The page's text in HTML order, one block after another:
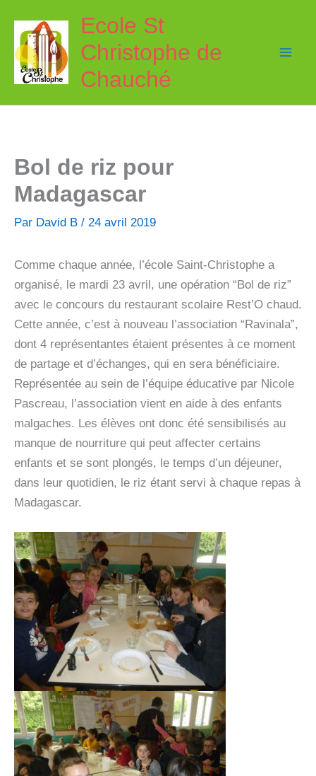
contenu
Ecole St
Christophe de
Chauché
Bol de riz pour
Madagascar
Par David B / 24 avril 2019
Comme chaque année, l’école Saint-Christophe a
organisé, le mardi 23 avril, une opération “Bol de riz”
avec le concours du restaurant scolaire Rest’O chaud.
Cette année, c’est à nouveau l’association “Ravinala”,
dont 4 représentantes étaient présentes à ce moment
de partage et d’échanges, qui en sera bénéficiaire.
Représentée au sein de l’équipe éducative par Nicole
Pascreau, l’association vient en aide à des enfants
malgaches. Les élèves ont donc été sensibilisés au
manque de nourriture qui peut affecter certains
enfants et se sont plongés, le temps d’un déjeuner,
dans leur quotidien, le riz étant servi à chaque repas à
Madagascar.